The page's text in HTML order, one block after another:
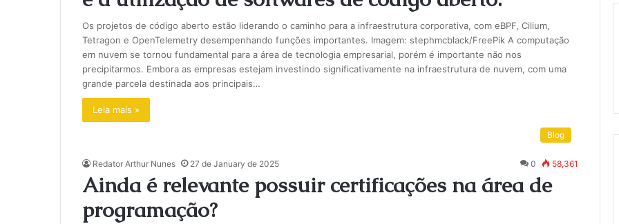
Os projetos de código aberto estão liderando o caminho para a infraestrutura corporativa, com eBPF, Cilium,
Tetragon e OpenTelemetry desempenhando funções importantes. Imagem: stephmcblack/FreePik A computação
em nuvem se tornou fundamental para a área de tecnologia empresarial, porém é importante não nos
precipitarmos. Embora as empresas estejam investindo significativamente na infraestrutura de nuvem, com uma
grande parcela destinada aos principais…
Leia mais »
Blog
Redator Arthur Nunes 27 de January de 2025 0 58,361
Ainda é relevante possuir certificações na área de
programação?